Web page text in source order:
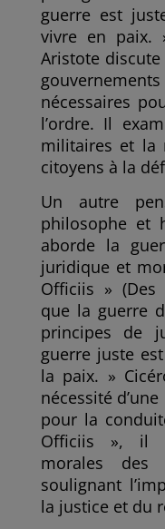
guerre est
vivre en paix.
Aristote
nécessaires
l’ordre. Il
militaires et la
citoyens à la
Un autre
philosophe et
aborde la
juridique et
Officiis » (Des
que la guerre
principes de
guerre juste
la paix. »
nécessité
pour la
Officiis », il
morales des
soulignant
la justice et du